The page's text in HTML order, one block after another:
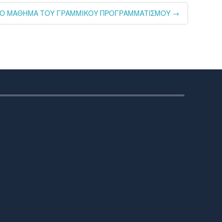
ΜΑΘΗΜΑ ΤΟΥ ΓΡΑΜΜΙΚΟΥ ΠΡΟΓΡΑΜΜΑΤΙΣΜΟΥ →